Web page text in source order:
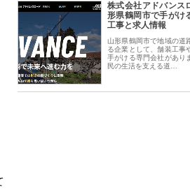
株式会社アドバンス
形県鶴岡市で手がけ
工事と求人情報
山形県鶴岡市で地域の道
る企業として、舗装工事
手がける専門会社があり
民の生活を支える道…